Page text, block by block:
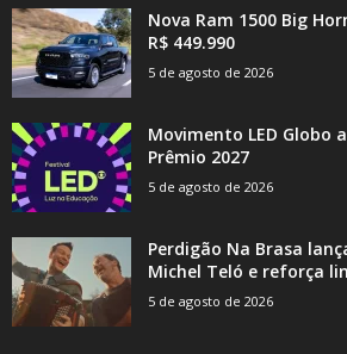
Nova Ram 1500 Big
R$ 449.990
5 de agosto de 2026
Movimento LED Globo
Prêmio 2027
5 de agosto de 2026
Perdigão Na Brasa
Michel Teló e reforça
5 de agosto de 2026